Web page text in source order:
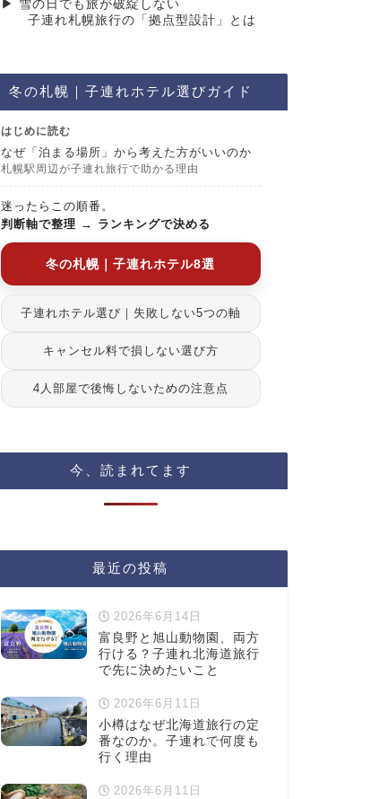
▶︎ 雪の日でも旅が破綻しない
子連れ札幌旅行の「拠点型設計」とは
冬の札幌｜子連れホテル選びガイド
はじめに読む
なぜ「泊まる場所」から考えた方がいいのか
札幌駅周辺が子連れ旅行で助かる理由
迷ったらこの順番。
判断軸で整理 → ランキングで決める
冬の札幌｜子連れホテル8選
子連れホテル選び｜失敗しない5つの軸
キャンセル料で損しない選び方
4人部屋で後悔しないための注意点
今、読まれてます
最近の投稿
2026年6月14日
富良野と旭山動物園、両方
行ける？子連れ北海道旅行
で先に決めたいこと
2026年6月11日
小樽はなぜ北海道旅行の定
番なのか。子連れで何度も
行く理由
2026年6月11日